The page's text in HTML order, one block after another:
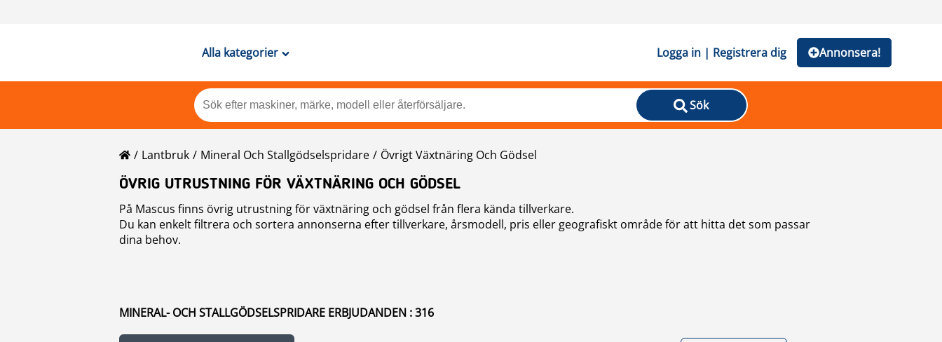
Alla kategorier Logga in | Registrera dig Annonsera!
Sök
Lantbruk Mineral Och Stallgödselspridare
Övrigt Växtnäring Och Gödsel
ÖVRIG UTRUSTNING FÖR VÄXTNÄRING OCH GÖDSEL
På Mascus finns övrig utrustning för växtnäring och gödsel från flera kända tillverkare.
Du kan enkelt filtrera och sortera annonserna efter tillverkare, årsmodell, pris eller geografiskt område för att hitta det som passar
dina behov.
MINERAL- OCH STALLGÖDSELSPRIDARE ERBJUDANDEN : 316